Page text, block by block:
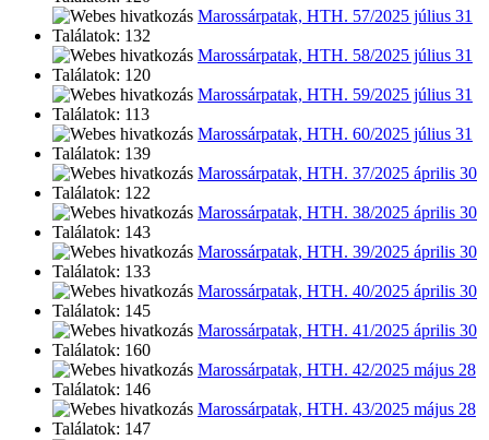
Marossárpatak, HTH. 57/2025 július 31
Találatok: 132
Marossárpatak, HTH. 58/2025 július 31
Találatok: 120
Marossárpatak, HTH. 59/2025 július 31
Találatok: 113
Marossárpatak, HTH. 60/2025 július 31
Találatok: 139
Marossárpatak, HTH. 37/2025 április 30
Találatok: 122
Marossárpatak, HTH. 38/2025 április 30
Találatok: 143
Marossárpatak, HTH. 39/2025 április 30
Találatok: 133
Marossárpatak, HTH. 40/2025 április 30
Találatok: 145
Marossárpatak, HTH. 41/2025 április 30
Találatok: 160
Marossárpatak, HTH. 42/2025 május 28
Találatok: 146
Marossárpatak, HTH. 43/2025 május 28
Találatok: 147